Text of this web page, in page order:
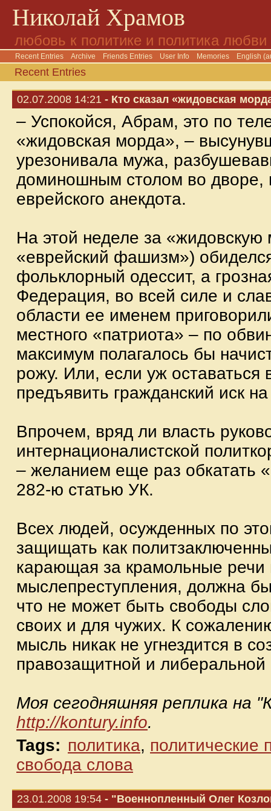
Николай Храмов
любовь к политике и политика любви
Recent Entries Archive Friends Entries User Info Memories English
Recent Entries
02.07.2008 14:21 - Кто сказал «жидовская
– Успокойся, Абрам, это по
«жидовская морда», –
урезонивала мужа,
доминошным столом во дворе,
еврейского анекдота.
На этой неделе за «жидовскую
«еврейский фашизм»)
фольклорный одессит, а
Федерация, во всей силе и
области ее именем
местного «патриота» – по
максимум полагалось бы
рожу. Или, если уж оставаться
предъявить гражданский иск
Впрочем, вряд ли власть
интернационалистской
– желанием еще раз обкатать
282-ю статью УК.
Всех людей, осужденных по
защищать как
карающая за крамольные речи
мыслепреступления, должна
что не может быть свободы
своих и для чужих. К
мысль никак не угнездится в
правозащитной и
Моя сегодняшняя реплика на
http://kontury.info.
Tags: политика, политические
свобода слова
23.01.2008 19:54 - "Военнопленный Олег